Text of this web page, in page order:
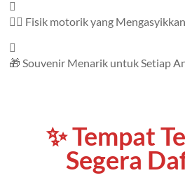
🤸‍♂️ Fisik motorik yang Mengasyikkan
🎁 Souvenir Menarik untuk Setiap
✨ Tempat
Segera